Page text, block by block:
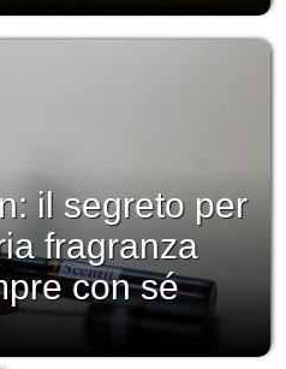
il segreto per
fragranza
con sé